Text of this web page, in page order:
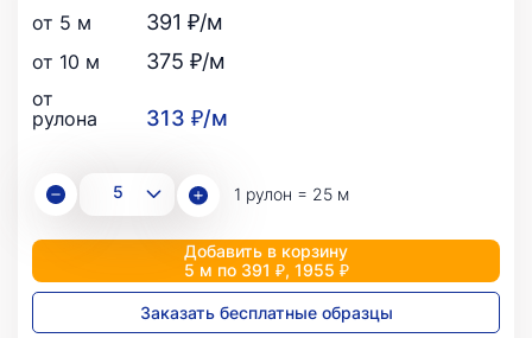
от 5 м 391 ₽/м
от 10 м 375 ₽/м
от
рулона
313 ₽/м
1 рулон = 25 м
Добавить в корзину
5 м по 391 ₽, 1955 ₽
Заказать бесплатные образцы